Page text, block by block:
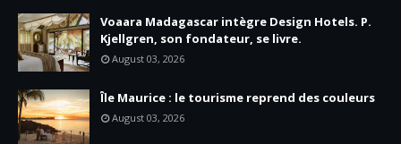
Voaara Madagascar intègre Design Hotels. P.
Kjellgren, son fondateur, se livre.
August 03, 2026
Île Maurice : le tourisme reprend des couleurs
August 03, 2026